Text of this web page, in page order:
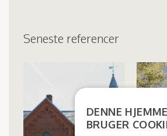
Seneste referencer
DENNE
BRUGER